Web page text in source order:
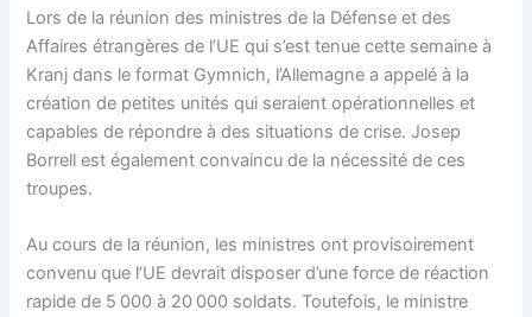
Lors de la réunion des ministres de la Défense et des
Affaires étrangères de l’UE qui s’est tenue cette semaine à
Kranj dans le format Gymnich, l’Allemagne a appelé à la
création de petites unités qui seraient opérationnelles et
capables de répondre à des situations de crise. Josep
Borrell est également convaincu de la nécessité de ces
troupes.
Au cours de la réunion, les ministres ont provisoirement
convenu que l’UE devrait disposer d’une force de réaction
rapide de 5 000 à 20 000 soldats. Toutefois, le ministre